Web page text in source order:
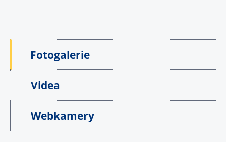
Fotogalerie
Videa
Webkamery